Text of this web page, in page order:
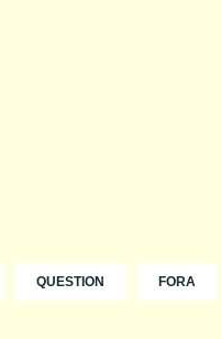
QUESTION FORA